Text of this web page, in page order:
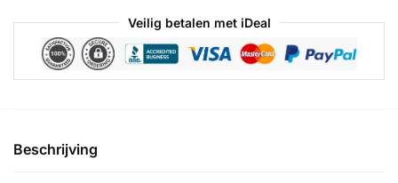
59
Veilig betalen met iDeal
Beschrijving